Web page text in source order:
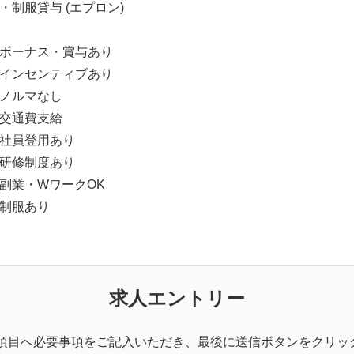
・制服貸与 (エプロン)
ボーナス・賞与あり
インセンティブあり
ノルマなし
交通費支給
社員登用あり
研修制度あり
副業・WワークOK
制服あり
求人エントリー
目へ必要事項をご記入いただき、最後に送信ボタンをクリッ